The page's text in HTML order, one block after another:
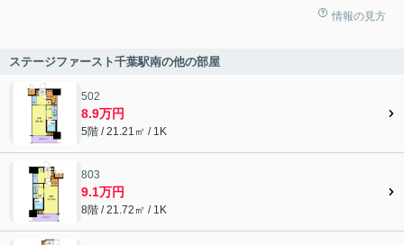
情報の見方
ステージファースト千葉駅南の他の部屋
502
8.9万円
5階 / 21.21㎡ / 1K
803
9.1万円
8階 / 21.72㎡ / 1K